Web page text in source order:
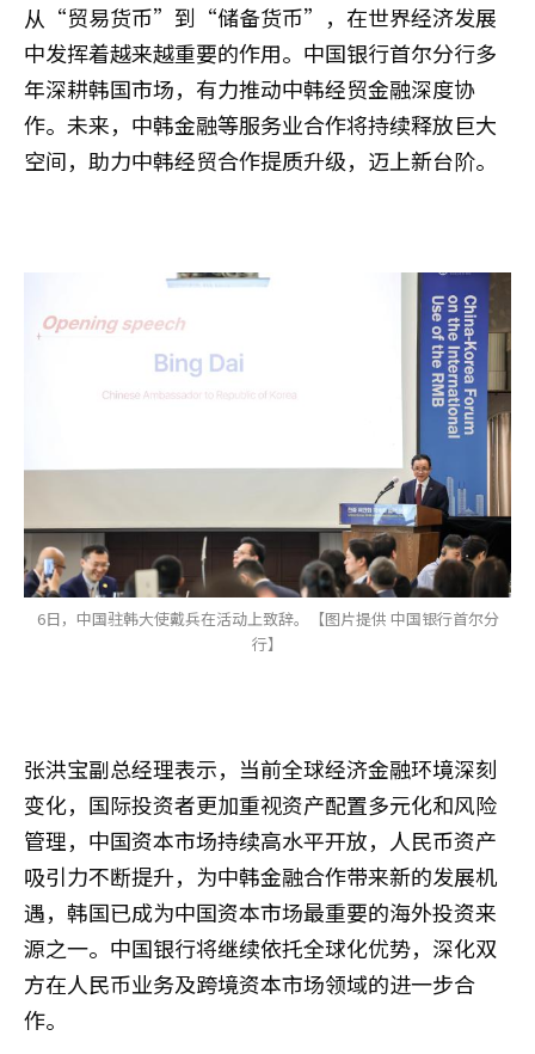
从“贸易货币”到“储备货币”，在世界经济发展
中发挥着越来越重要的作用。中国银行首尔分行多
年深耕韩国市场，有力推动中韩经贸金融深度协
作。未来，中韩金融等服务业合作将持续释放巨大
空间，助力中韩经贸合作提质升级，迈上新台阶。
6日，中国驻韩大使戴兵在活动上致辞。【图片提供 中国银行首尔分
行】
张洪宝副总经理表示，当前全球经济金融环境深刻
变化，国际投资者更加重视资产配置多元化和风险
管理，中国资本市场持续高水平开放，人民币资产
吸引力不断提升，为中韩金融合作带来新的发展机
遇，韩国已成为中国资本市场最重要的海外投资来
源之一。中国银行将继续依托全球化优势，深化双
方在人民币业务及跨境资本市场领域的进一步合
作。